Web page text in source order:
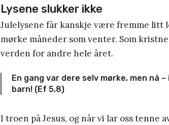
Lysene slukker ikke
Julelysene får kanskje være fremme litt
mørke måneder som venter. Som
verden for andre hele året.
En gang var dere selv mørke, men nå
barn! (Ef 5,8)
I troen på Jesus, og når vi lar oss tenne